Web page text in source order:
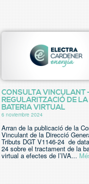
CONSULTA VINCULANT
REGULARITZACIÓ DE LA
BATERIA VIRTUAL
6 noviembre 2024
Arran de la publicació de la
Vinculant de la Direcció
Tributs DGT V1146-24 de
24 sobre el tractament de la
virtual a efectes de l’IVA...